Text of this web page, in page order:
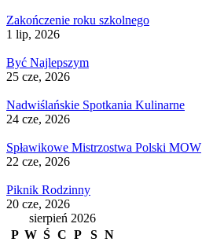
Zakończenie roku szkolnego
1 lip, 2026
Być Najlepszym
25 cze, 2026
Nadwiślańskie Spotkania Kulinarne
24 cze, 2026
Spławikowe Mistrzostwa Polski MOW
22 cze, 2026
Piknik Rodzinny
20 cze, 2026
sierpień 2026
P W Ś C P S N